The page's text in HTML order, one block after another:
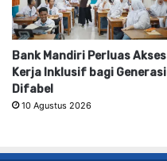
Bank Mandiri Perluas Akses
Kerja Inklusif bagi Generasi
Difabel
10 Agustus 2026